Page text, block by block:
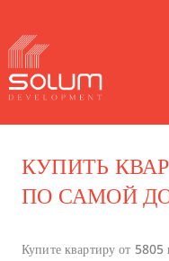
КУПИТЬ
ПО САМОЙ
Купите квартиру от